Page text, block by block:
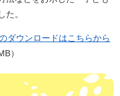
た。
ダウンロードはこちらから
）